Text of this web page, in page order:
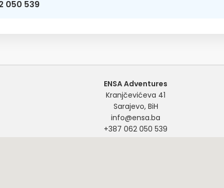
050 539
ENSA Adventures
Kranjčevićeva 41
Sarajevo, BiH
info@ensa.ba
+387 062 050 539